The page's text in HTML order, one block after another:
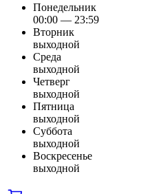
Понедельник
00:00 — 23:59
Вторник
выходной
Среда
выходной
Четверг
выходной
Пятница
выходной
Суббота
выходной
Воскресенье
выходной